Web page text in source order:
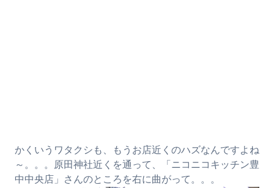
かくいうワタクシも、もうお店近くのハズなんですよね
～。。。原田神社近くを通って、「ニコニコキッチン豊
中中央店」さんのところを右に曲がって。。。